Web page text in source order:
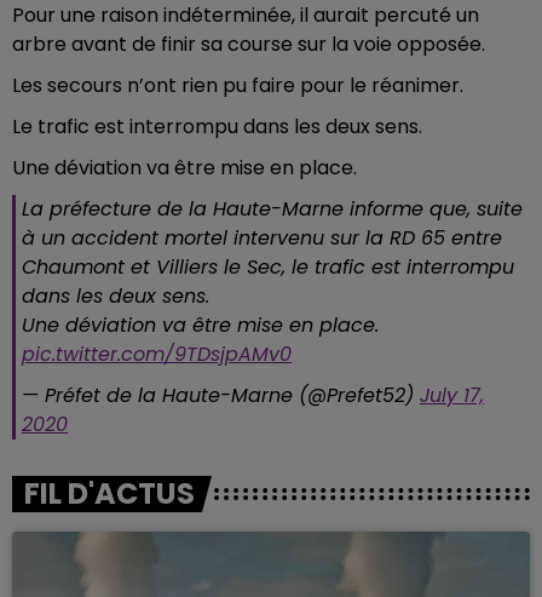
Pour une raison indéterminée, il aurait percuté un
arbre avant de finir sa course sur la voie opposée.
Les secours n’ont rien pu faire pour le réanimer.
Le trafic est interrompu dans les deux sens.
Une déviation va être mise en place.
La préfecture de la Haute-Marne informe que, suite
à un accident mortel intervenu sur la RD 65 entre
Chaumont et Villiers le Sec, le trafic est interrompu
dans les deux sens.
Une déviation va être mise en place.
pic.twitter.com/9TDsjpAMv0
— Préfet de la Haute-Marne (@Prefet52) July 17,
2020
FIL D'ACTUS